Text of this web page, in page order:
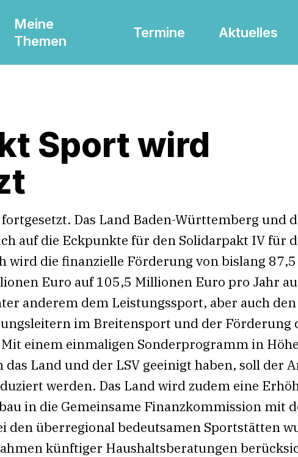
Meine
Themen
Termine Aktuelles
Sport wird
Das Land Baden-Württemberg und
auf die Eckpunkte für den Solidarpakt IV für
wird die finanzielle Förderung von bislang
Euro auf 105,5 Millionen Euro pro Jahr
anderem dem Leistungssport, aber auch den
im Breitensport und der Förderung
einem einmaligen Sonderprogramm in
Land und der LSV geeinigt haben, soll der
werden. Das Land wird zudem eine
in die Gemeinsame Finanzkommission mit
den überregional bedeutsamen Sportstätten
künftiger Haushaltsberatungen